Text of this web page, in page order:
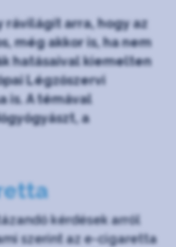
rávilágít arra, hogy az
még akkor is, ha nem
hatásaival kiemelten
Légzőszervi
is. A témával
a
kérdések arról
szerint az e-cigaretta